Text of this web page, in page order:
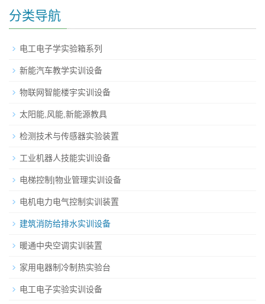
分类导航
电工电子学实验箱系列
新能汽车教学实训设备
物联网智能楼宇实训设备
太阳能,风能,新能源教具
检测技术与传感器实验装置
工业机器人技能实训设备
电梯控制|物业管理实训设备
电机电力电气控制实训装置
建筑消防给排水实训设备
暖通中央空调实训装置
家用电器制冷制热实验台
电工电子实验实训设备